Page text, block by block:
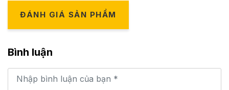
ĐÁNH GIÁ SẢN PHẨM
Bình luận